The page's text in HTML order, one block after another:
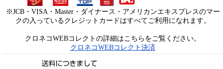
※JCB・VISA・Master・ダイナース・アメリカンエキスプレスのマー
クの入っているクレジットカードはすべてご利用になれます。
クロネコWEBコレクトの詳細はこちらをご覧ください。
クロネコWEBコレクト決済